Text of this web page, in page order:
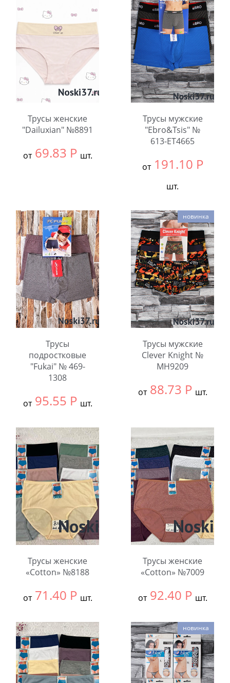
шт.
Количество:
шт.
Количество:
Трусы женские
"Dailuxian" №8891
от 69.83 Р шт.
Количество:
Трусы мужские
"Ebro&Tsis" №
613-ET4665
от 191.10 Р
шт.
В упаковке:
8
шт.
Количество:
Трусы
подростковые
"Fukai" № 469-
1308
от 95.55 Р шт.
В упаковке:
8
шт.
Количество:
новинка
Трусы мужские
Clever Knight №
MH9209
от 88.73 Р шт.
В упаковке:
8
шт.
Количество:
Трусы женские
«Cotton» №8188
от 71.40 Р шт.
В упаковке:
12
шт.
Количество:
Трусы женские
«Cotton» №7009
от 92.40 Р шт.
В упаковке:
12
шт.
Количество:
новинка